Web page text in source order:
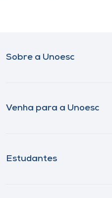
Sobre a Unoesc
Venha para a Unoesc
Estudantes